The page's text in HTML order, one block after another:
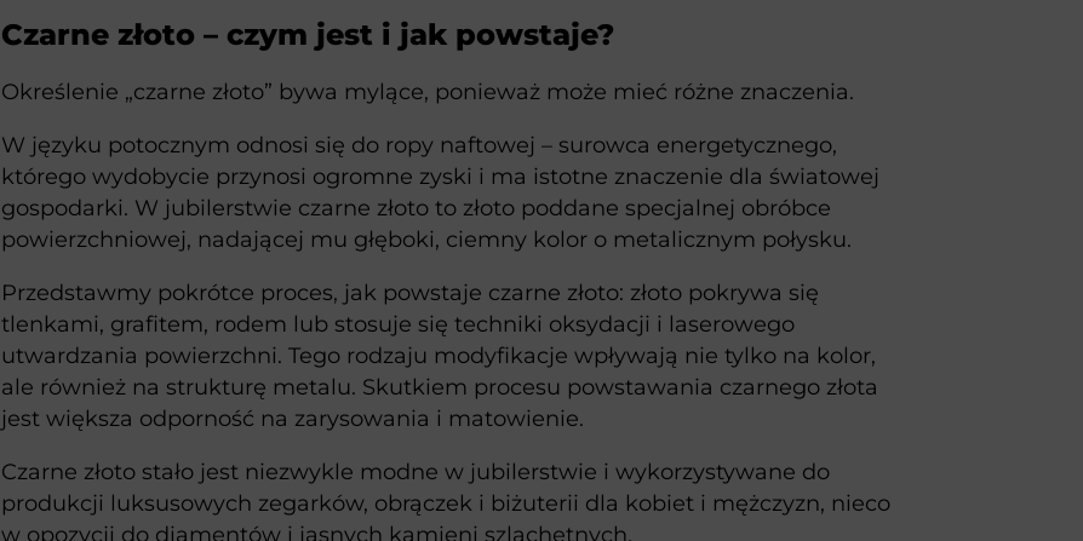
Czarne złoto – czym jest i jak powstaje?
Określenie „czarne złoto” bywa mylące, ponieważ może mieć różne znaczenia.
W języku potocznym odnosi się do ropy naftowej – surowca energetycznego,
którego wydobycie przynosi ogromne zyski i ma istotne znaczenie dla światowej
gospodarki. W jubilerstwie czarne złoto to złoto poddane specjalnej obróbce
powierzchniowej, nadającej mu głęboki, ciemny kolor o metalicznym połysku.
Przedstawmy pokrótce proces, jak powstaje czarne złoto: złoto pokrywa się
tlenkami, grafitem, rodem lub stosuje się techniki oksydacji i laserowego
utwardzania powierzchni. Tego rodzaju modyfikacje wpływają nie tylko na kolor,
ale również na strukturę metalu. Skutkiem procesu powstawania czarnego złota
jest większa odporność na zarysowania i matowienie.
Czarne złoto stało jest niezwykle modne w jubilerstwie i wykorzystywane do
produkcji luksusowych zegarków, obrączek i biżuterii dla kobiet i mężczyzn, nieco
w opozycji do diamentów i jasnych kamieni szlachetnych.